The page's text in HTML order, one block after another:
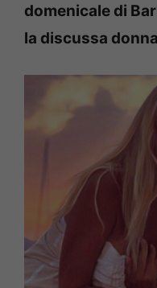
domenicale di
la discussa